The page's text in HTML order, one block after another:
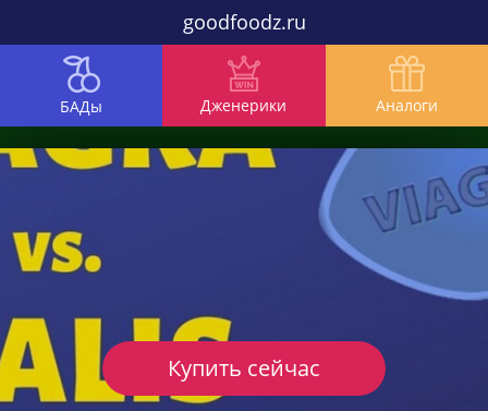
goodfoodz.ru
БАДы Дженерики Аналоги
Купить сейчас